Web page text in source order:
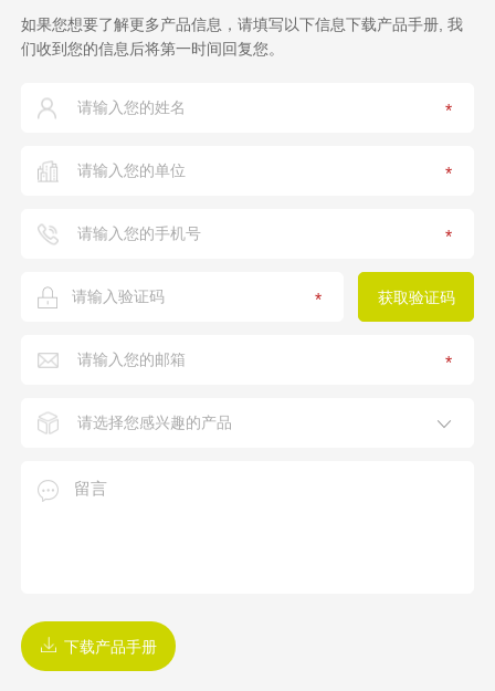
如果您想要了解更多产品信息，请填写以下信息下载产品手册, 我
们收到您的信息后将第一时间回复您。
*
*
*
*
*
下载产品手册